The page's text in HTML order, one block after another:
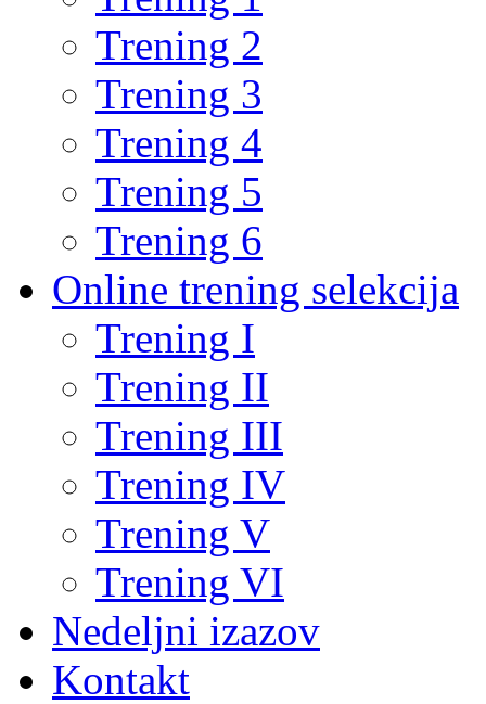
Trening 2
Trening 3
Trening 4
Trening 5
Trening 6
Online trening selekcija
Trening I
Trening II
Trening III
Trening IV
Trening V
Trening VI
Nedeljni izazov
Kontakt